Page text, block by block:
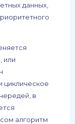
данных,
или
циклическое
в
алгоритм